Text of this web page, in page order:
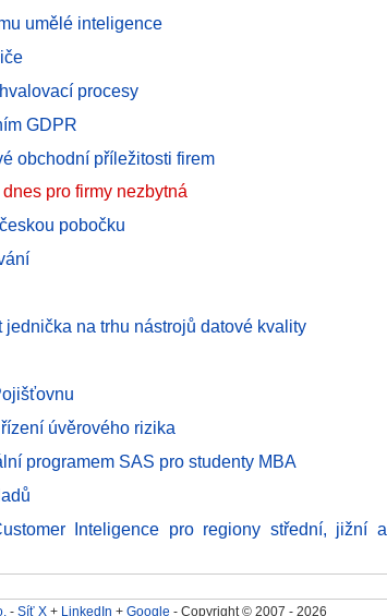
umělé inteligence
procesy
GDPR
obchodní příležitosti firem
pro firmy nezbytná
pobočku
na trhu nástrojů datové kvality
úvěrového rizika
programem SAS pro studenty MBA
Inteligence pro regiony střední, jižní a
- Síť X + LinkedIn + Google - Copyright © 2007 - 2026